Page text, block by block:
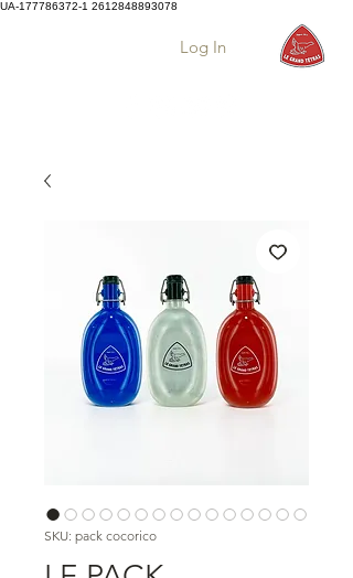
UA-177786372-1 2612848893078
Log In
SKU: pack cocorico